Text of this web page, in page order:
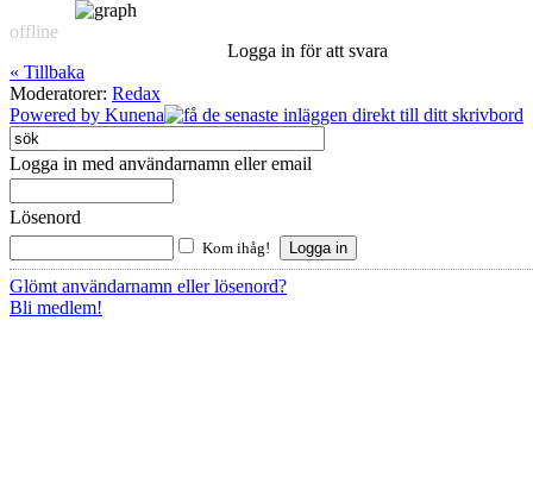
offline
Logga in för att svara
« Tillbaka
Moderatorer: Redax
Powered by Kunena
Logga in med användarnamn eller email
Lösenord
Kom ihåg!
Glömt användarnamn eller lösenord?
Bli medlem!